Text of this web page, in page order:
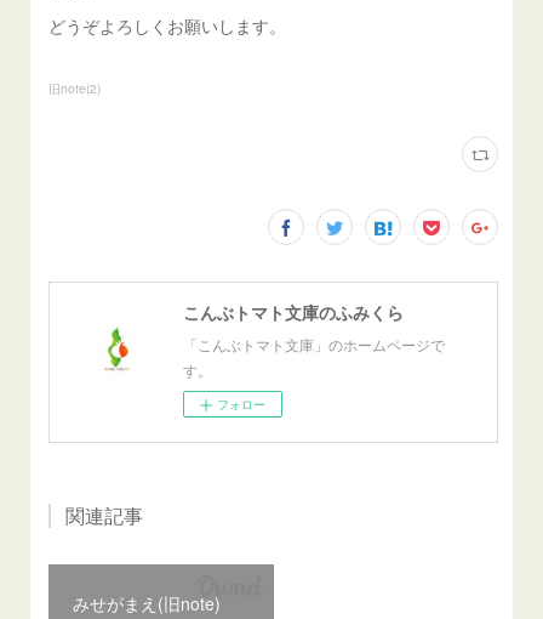
どうぞよろしくお願いします。
旧note(2)
こんぶトマト文庫のふみくら
「こんぶトマト文庫」のホームページで
す。
フォロー
関連記事
みせがまえ(旧note)